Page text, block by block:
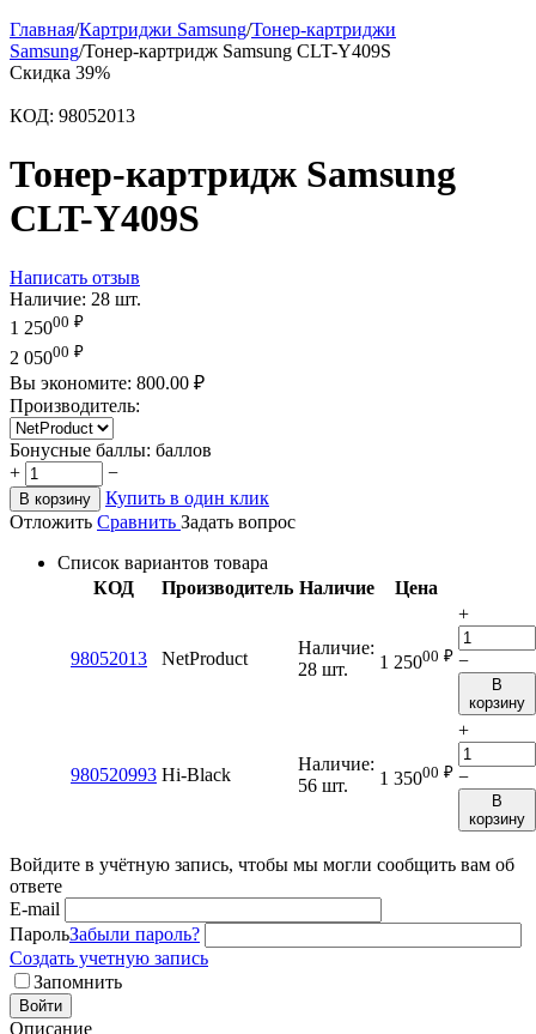
Главная/Картриджи Samsung/Тонер-картриджи
Samsung/Тонер-картридж Samsung CLT-Y409S
Скидка 39%
КОД: 98052013
Тонер-картридж Samsung
CLT-Y409S
Написать отзыв
Наличие: 28 шт.
1 25000 ₽
2 05000 ₽
Вы экономите: 800.00 ₽
Производитель:
Бонусные баллы: баллов
+
−
В корзину
Купить в один клик
Отложить Сравнить Задать вопрос
Список вариантов товара
КОД
Производитель Наличие Цена
98052013 NetProduct
Наличие:
28 шт.
1 25000 ₽
+
−
В
корзину
980520993 Hi-Black
Наличие:
56 шт.
1 35000 ₽
+
−
В
корзину
Войдите в учётную запись, чтобы мы могли сообщить вам об
ответе
E-mail
ПарольЗабыли пароль?
Создать учетную запись
Запомнить
Войти
Описание